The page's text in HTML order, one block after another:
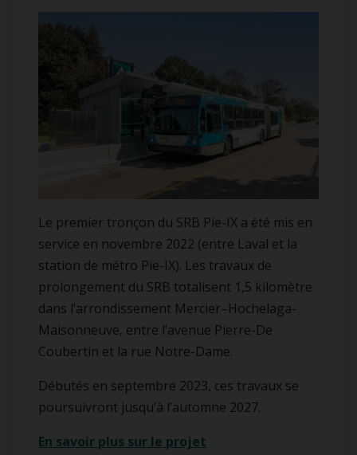
Le premier tronçon du SRB Pie-IX a été mis en
service en novembre 2022 (entre Laval et la
station de métro Pie-IX). Les travaux de
prolongement du SRB totalisent 1,5 kilomètre
dans l’arrondissement Mercier–Hochelaga-
Maisonneuve, entre l’avenue Pierre-De
Coubertin et la rue Notre-Dame.
Débutés en septembre 2023, ces travaux se
poursuivront jusqu’à l’automne 2027.
En savoir plus sur le projet